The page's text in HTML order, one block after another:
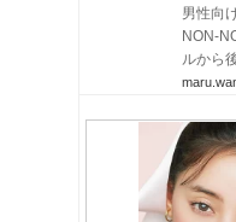
男性向
NON-
ルから